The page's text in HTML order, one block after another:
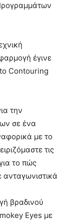
έγινε
Contouring
την
σε ένα
με το
τις
το πώς
βραδινού
Eyes με